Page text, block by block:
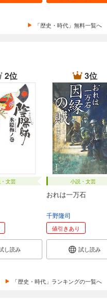
「歴史・時代」無料一覧へ
2位
文芸
し読み
3位
小説・文芸
おれは一万石
千野隆司
値引きあり
試し読み
「歴史・時代」ランキングの一覧へ